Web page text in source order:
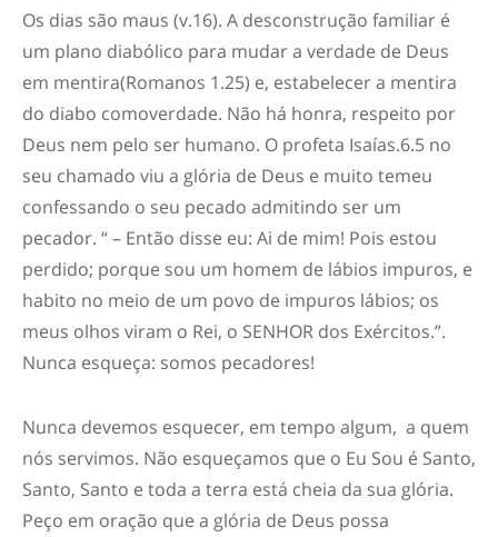
Os dias são maus (v.16). A desconstrução familiar é
um plano diabólico para mudar a verdade de Deus
em mentira(Romanos 1.25) e, estabelecera mentira
do diabo comoverdade. Não há honra, respeito por
Deus nem pelo ser humano. O profeta Isaías.6.5 no
seu chamado viu a glória de Deus e muito temeu
confessando o seu pecado admitindo ser um
pecador. “– Então disse eu: Ai de mim! Pois estou
perdido; porque sou um homem de lábios impuros, e
habito no meio de um povo de impuros lábios; os
meus olhos viram o Rei, o SENHOR dos Exércitos.”.
Nunca esqueça: somos pecadores!
Nunca devemos esquecer, em tempo algum, a quem
nós servimos. Não esqueçamos que o Eu Sou é Santo,
Santo, Santo e toda a terra está cheia da sua glória.
Peço em oração que a glória de Deus possa